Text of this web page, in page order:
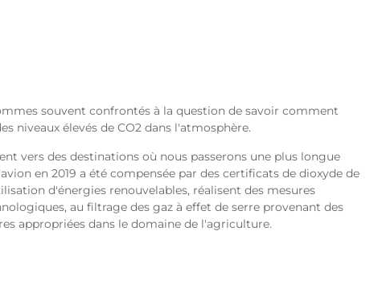
souvent confrontés à la question de savoir comment
niveaux élevés de CO2 dans l'atmosphère.
vers des destinations où nous passerons une plus longue
en 2019 a été compensée par des certificats de dioxyde de
d'énergies renouvelables, réalisent des mesures
au filtrage des gaz à effet de serre provenant des
appropriées dans le domaine de l'agriculture.